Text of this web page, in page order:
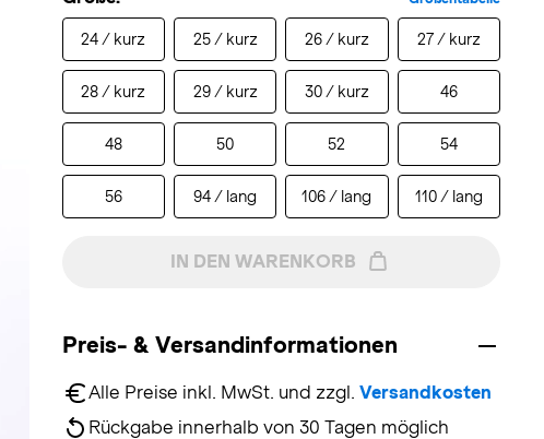
24 / kurz 25 / kurz 26 / kurz 27 / kurz
28 / kurz 29 / kurz 30 / kurz 46
48 50 52 54
56 94 / lang 106 / lang 110 / lang
IN DEN WARENKORB
Preis- & Versandinformationen
Alle Preise inkl. MwSt. und zzgl. Versandkosten
Rückgabe innerhalb von 30 Tagen möglich